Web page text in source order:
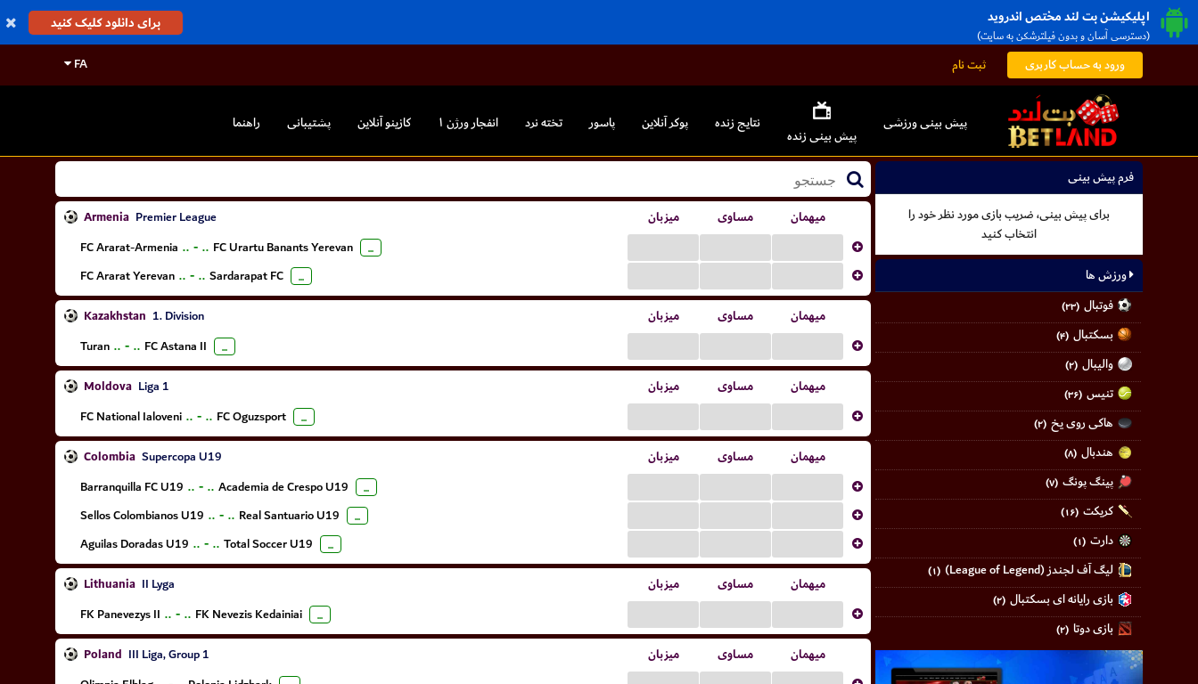
اپلیکیشن بت لند مختص اندروید
(دسترسی آسان و بدون فیلترشکن به سایت)
برای دانلود کلیک کنید
FA ورود به حساب کاربری ثبت نام
پیش بینی ورزشی
پیش بینی زنده
نتایج زنده پوکر آنلاین پاسور تخته نرد انفجار ورژن ۱ کازینو آنلاین پشتیبانی راهنما
فرم پیش بینی
برای پیش بینی، ضریب بازی مورد نظر خود را
انتخاب کنید
ورزش ها
فوتبال (۲۳)
بسکتبال (۴)
والیبال (۲)
تنیس (۳۶)
هاکی روی یخ (۲)
هندبال (۸)
پینگ پونگ (۷)
کریکت (۱۶)
دارت (۱)
لیگ آف لجندز (League of Legend) (۱)
بازی رایانه ای بسکتبال (۲)
بازی دوتا (۲)
Armenia Premier League میزبان مساوی میهمان
FC Ararat-Armenia .. - .. FC Urartu Banants Yerevan ...
FC Ararat Yerevan .. - .. Sardarapat FC ...
Kazakhstan 1. Division میزبان مساوی میهمان
Turan .. - .. FC Astana II ...
Moldova Liga 1 میزبان مساوی میهمان
FC National Ialoveni .. - .. FC Oguzsport ...
Colombia Supercopa U19 میزبان مساوی میهمان
Barranquilla FC U19 .. - .. Academia de Crespo U19 ...
Sellos Colombianos U19 .. - .. Real Santuario U19 ...
Aguilas Doradas U19 .. - .. Total Soccer U19 ...
Lithuania II Lyga میزبان مساوی میهمان
FK Panevezys II .. - .. FK Nevezis Kedainiai ...
Poland III Liga, Group 1 میزبان مساوی میهمان